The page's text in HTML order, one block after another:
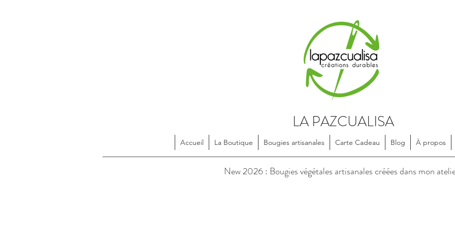
LA PAZCUALISA
Accessoires en textile, dessinés et confectionnés de manière artisanale, en
Accueil La Boutique Bougies artisanales Carte Cadeau Blog À propos
New 2026 : Bougies végétales artisanales créées dans mon